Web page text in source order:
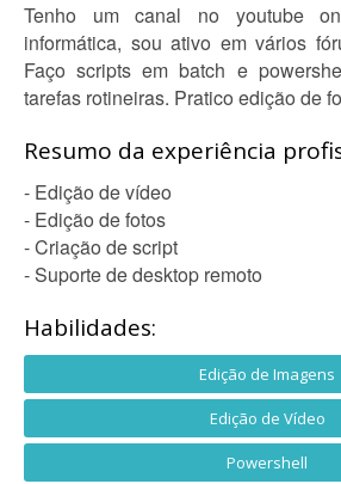
Tenho um canal no youtube
informática, sou ativo em vários
Faço scripts em batch e
tarefas rotineiras. Pratico edição de
Resumo da experiência
- Edição de vídeo
- Edição de fotos
- Criação de script
- Suporte de desktop remoto
Habilidades:
Edição de Imagens
Edição de Vídeo
Powershell